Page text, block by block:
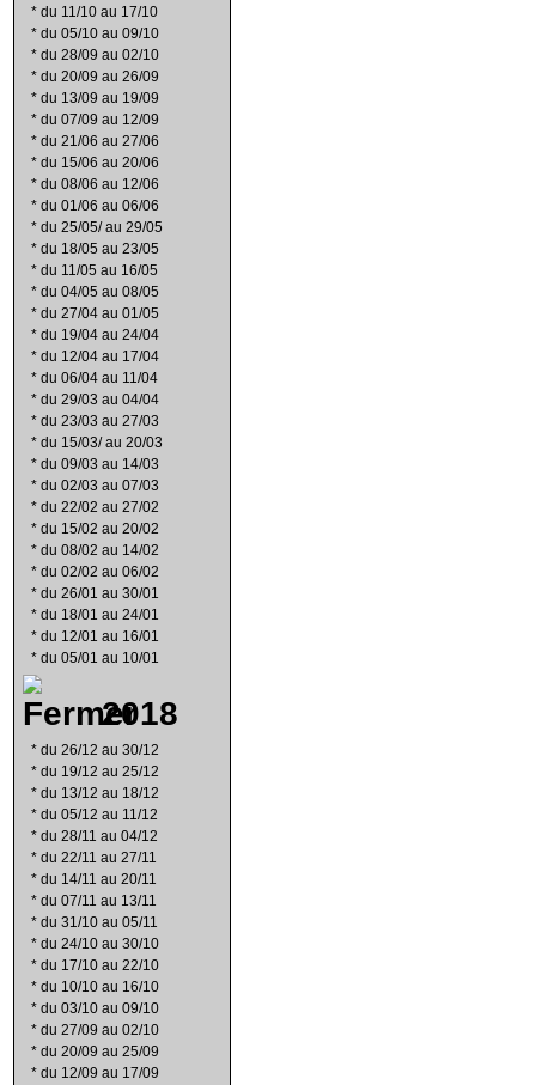
* du 11/10 au 17/10
* du 05/10 au 09/10
* du 28/09 au 02/10
* du 20/09 au 26/09
* du 13/09 au 19/09
* du 07/09 au 12/09
* du 21/06 au 27/06
* du 15/06 au 20/06
* du 08/06 au 12/06
* du 01/06 au 06/06
* du 25/05/ au 29/05
* du 18/05 au 23/05
* du 11/05 au 16/05
* du 04/05 au 08/05
* du 27/04 au 01/05
* du 19/04 au 24/04
* du 12/04 au 17/04
* du 06/04 au 11/04
* du 29/03 au 04/04
* du 23/03 au 27/03
* du 15/03/ au 20/03
* du 09/03 au 14/03
* du 02/03 au 07/03
* du 22/02 au 27/02
* du 15/02 au 20/02
* du 08/02 au 14/02
* du 02/02 au 06/02
* du 26/01 au 30/01
* du 18/01 au 24/01
* du 12/01 au 16/01
* du 05/01 au 10/01
2018
* du 26/12 au 30/12
* du 19/12 au 25/12
* du 13/12 au 18/12
* du 05/12 au 11/12
* du 28/11 au 04/12
* du 22/11 au 27/11
* du 14/11 au 20/11
* du 07/11 au 13/11
* du 31/10 au 05/11
* du 24/10 au 30/10
* du 17/10 au 22/10
* du 10/10 au 16/10
* du 03/10 au 09/10
* du 27/09 au 02/10
* du 20/09 au 25/09
* du 12/09 au 17/09